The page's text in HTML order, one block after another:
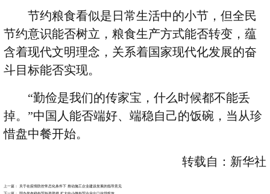
节约粮食看似是日常生活中的小节，但全民
节约意识能否树立，粮食生产方式能否转变，蕴
含着现代文明理念，关系着国家现代化发展的奋
斗目标能否实现。
“勤俭是我们的传家宝，什么时候都不能丢
掉。 ”中国人能否端好、端稳自己的饭碗，当从珍
惜盘中餐开始。
转载自：新华社
上一篇： 关于在疫情防控常态化条件下 推动施工企业建设发展的指导意见